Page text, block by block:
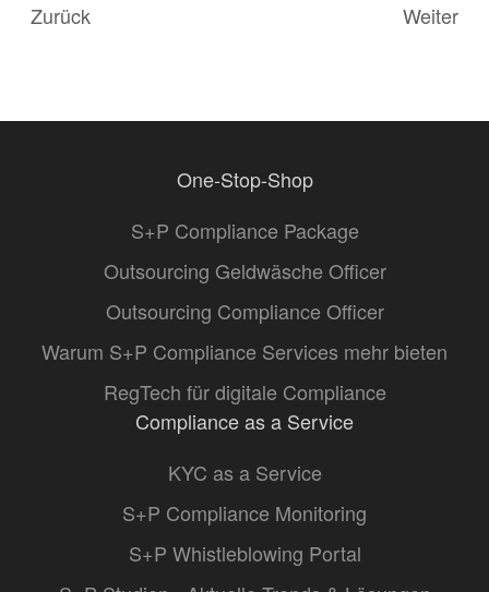
Zurück Weiter
One-Stop-Shop
S+P Compliance Package
Outsourcing Geldwäsche Officer
Outsourcing Compliance Officer
Warum S+P Compliance Services mehr bieten
RegTech für digitale Compliance
Compliance as a Service
KYC as a Service
S+P Compliance Monitoring
S+P Whistleblowing Portal